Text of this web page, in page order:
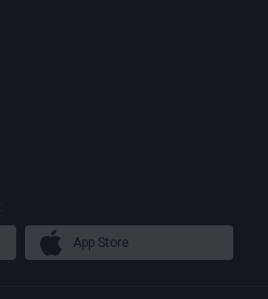
níveis da pressão
uma vez que a
podem indiciar tensão
App Store